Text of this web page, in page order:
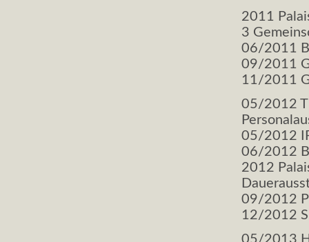
2011
3
06/2011
09/2011
11/2011
05/2012
05/2012
06/2012
2012
09/2012
12/2012
05/2013